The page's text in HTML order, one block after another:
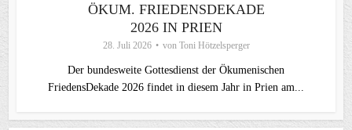
ÖKUM. FRIEDENSDEKADE
2026 IN PRIEN
28. Juli 2026 von Toni Hötzelsperger
Der bundesweite Gottesdienst der Ökumenischen
FriedensDekade 2026 findet in diesem Jahr in Prien am...